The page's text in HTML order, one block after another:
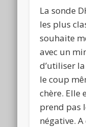
La sonde
les plus
souhaite
avec un
d’utiliser
le coup
chère. Elle
prend pas
négative.